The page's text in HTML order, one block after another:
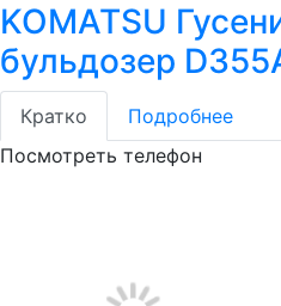
KOMATSU
бульдозер
Кратко
Подробнее
Посмотреть телефон